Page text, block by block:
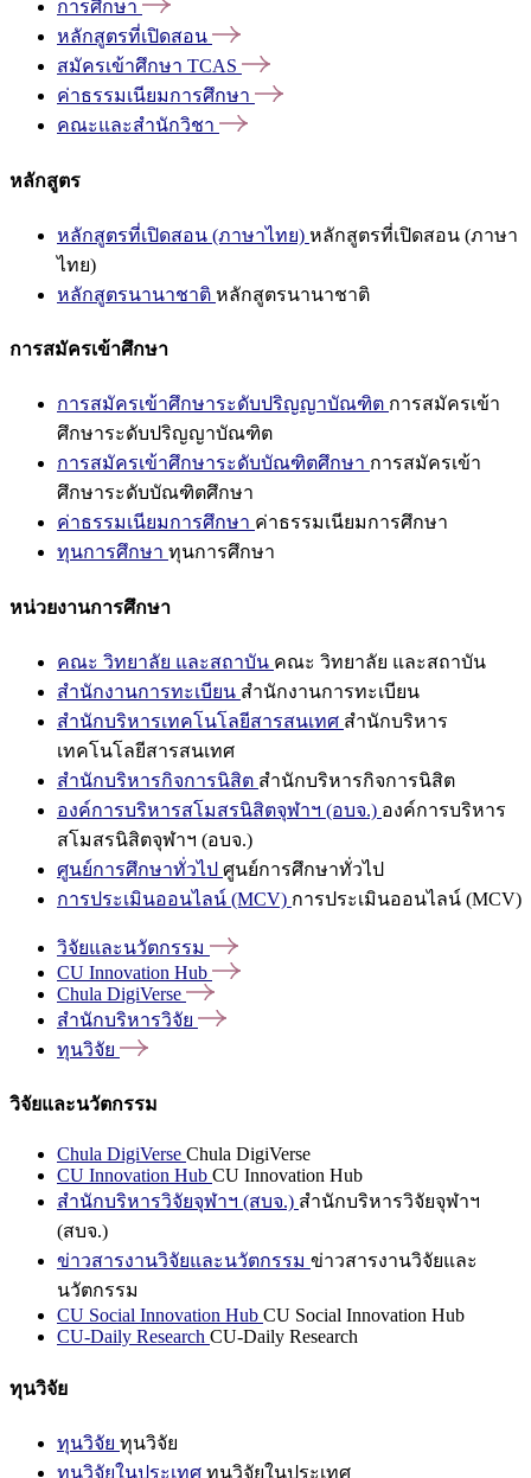
การศึกษา
หลักสูตรที่เปิดสอน
สมัครเข้าศึกษา TCAS
ค่าธรรมเนียมการศึกษา
คณะและสำนักวิชา
หลักสูตร
หลักสูตรที่เปิดสอน (ภาษาไทย) หลักสูตรที่เปิดสอน (ภาษา
ไทย)
หลักสูตรนานาชาติ หลักสูตรนานาชาติ
การสมัครเข้าศึกษา
การสมัครเข้าศึกษาระดับปริญญาบัณฑิต การสมัครเข้า
ศึกษาระดับปริญญาบัณฑิต
การสมัครเข้าศึกษาระดับบัณฑิตศึกษา การสมัครเข้า
ศึกษาระดับบัณฑิตศึกษา
ค่าธรรมเนียมการศึกษา ค่าธรรมเนียมการศึกษา
ทุนการศึกษา ทุนการศึกษา
หน่วยงานการศึกษา
คณะ วิทยาลัย และสถาบัน คณะ วิทยาลัย และสถาบัน
สำนักงานการทะเบียน สำนักงานการทะเบียน
สำนักบริหารเทคโนโลยีสารสนเทศ สำนักบริหาร
เทคโนโลยีสารสนเทศ
สำนักบริหารกิจการนิสิต สำนักบริหารกิจการนิสิต
องค์การบริหารสโมสรนิสิตจุฬาฯ (อบจ.) องค์การบริหาร
สโมสรนิสิตจุฬาฯ (อบจ.)
ศูนย์การศึกษาทั่วไป ศูนย์การศึกษาทั่วไป
การประเมินออนไลน์ (MCV) การประเมินออนไลน์ (MCV)
วิจัยและนวัตกรรม
CU Innovation Hub
Chula DigiVerse
สำนักบริหารวิจัย
ทุนวิจัย
วิจัยและนวัตกรรม
Chula DigiVerse Chula DigiVerse
CU Innovation Hub CU Innovation Hub
สำนักบริหารวิจัยจุฬาฯ (สบจ.) สำนักบริหารวิจัยจุฬาฯ
(สบจ.)
ข่าวสารงานวิจัยและนวัตกรรม ข่าวสารงานวิจัยและ
นวัตกรรม
CU Social Innovation Hub CU Social Innovation Hub
CU-Daily Research CU-Daily Research
ทุนวิจัย
ทุนวิจัย ทุนวิจัย
ทุนวิจัยในประเทศ ทุนวิจัยในประเทศ